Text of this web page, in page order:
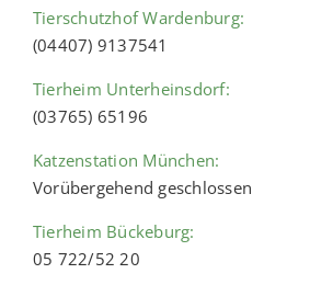
Tierschutzhof Wardenburg:
(04407) 9137541
Tierheim Unterheinsdorf:
(03765) 65196
Katzenstation München:
Vorübergehend geschlossen
Tierheim Bückeburg:
05 722/52 20